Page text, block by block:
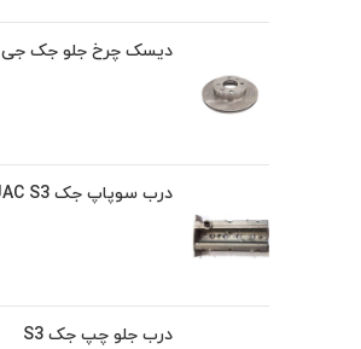
دیسک چرخ جلو جک جی 3
درب سوپاپ جک JAC S3
درب جلو چپ جک S3